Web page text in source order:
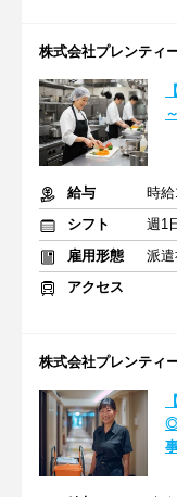
株式会社プレンティ
給与
時
シフト
週1
雇用形態
派遣
アクセス
株式会社プレンティ
◎